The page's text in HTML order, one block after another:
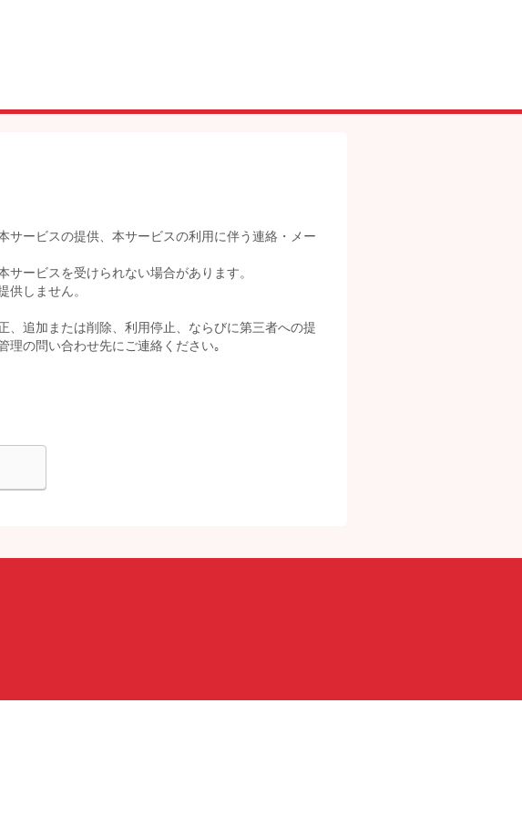
ービスの提供、本サービスの利用に伴う連絡・メー
ービスを受けられない場合があります。
しません。
追加または削除、利用停止、ならびに第三者への提
理の問い合わせ先にご連絡ください｡